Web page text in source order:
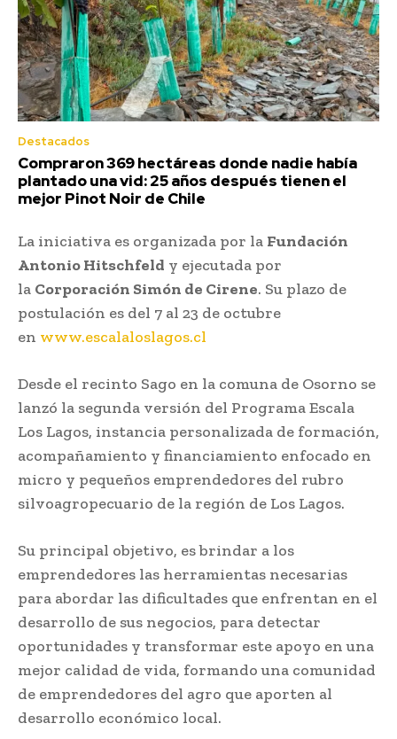
Destacados
Compraron 369 hectáreas donde nadie había
plantado una vid: 25 años después tienen el
mejor Pinot Noir de Chile
La iniciativa es organizada por la Fundación
Antonio Hitschfeld y ejecutada por
la Corporación Simón de Cirene. Su plazo de
postulación es del 7 al 23 de octubre
en www.escalaloslagos.cl
Desde el recinto Sago en la comuna de Osorno se
lanzó la segunda versión del Programa Escala
Los Lagos, instancia personalizada de formación,
acompañamiento y financiamiento enfocado en
micro y pequeños emprendedores del rubro
silvoagropecuario de la región de Los Lagos.
Su principal objetivo, es brindar a los
emprendedores las herramientas necesarias
para abordar las dificultades que enfrentan en el
desarrollo de sus negocios, para detectar
oportunidades y transformar este apoyo en una
mejor calidad de vida, formando una comunidad
de emprendedores del agro que aporten al
desarrollo económico local.